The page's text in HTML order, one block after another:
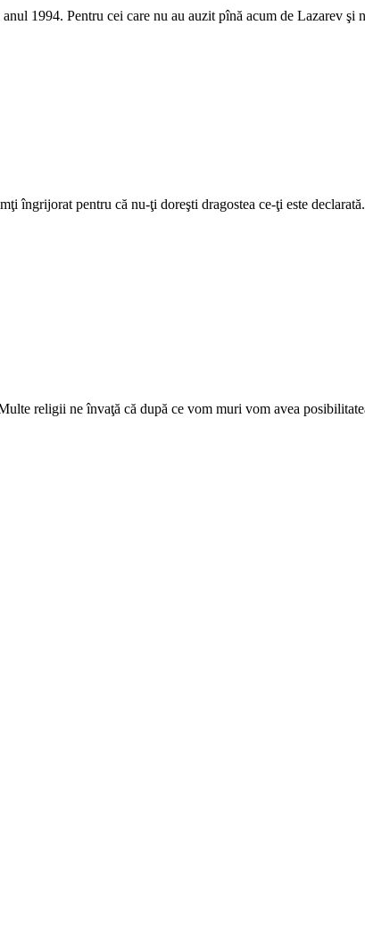
1994. Pentru cei care nu au auzit pînă acum de Lazarev şi
îngrijorat pentru că nu-ţi doreşti dragostea ce-ţi este
religii ne învaţă că după ce vom muri vom avea